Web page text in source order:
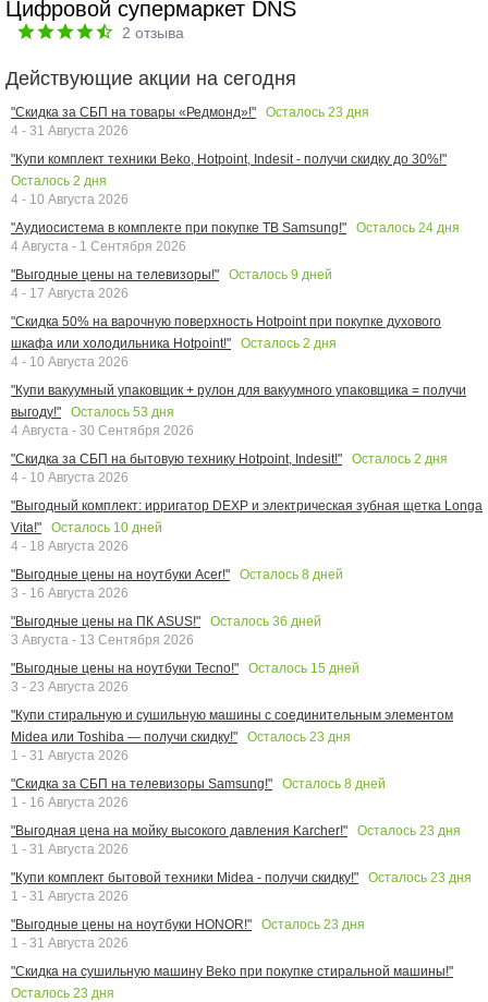
Цифровой супермаркет DNS
2 отзыва
Действующие акции на сегодня
"Скидка за СБП на товары «Редмонд»!" Осталось 23 дня
4 - 31 Августа 2026
"Купи комплект техники Beko, Hotpoint, Indesit - получи скидку до 30%!"
Осталось 2 дня
4 - 10 Августа 2026
"Аудиосистема в комплекте при покупке ТВ Samsung!"
Осталось 24 дня
4 Августа - 1 Сентября 2026
"Выгодные цены на телевизоры!"
Осталось 9 дней
4 - 17 Августа 2026
"Скидка 50% на варочную поверхность Hotpoint при покупке духового
шкафа или холодильника Hotpoint!"
Осталось 2 дня
4 - 10 Августа 2026
"Купи вакуумный упаковщик + рулон для вакуумного упаковщика = получи
выгоду!"
Осталось 53 дня
4 Августа - 30 Сентября 2026
"Скидка за СБП на бытовую технику Hotpoint, Indesit!"
Осталось 2 дня
4 - 10 Августа 2026
"Выгодный комплект: ирригатор DEXP и электрическая зубная щетка Longa
Vita!"
Осталось 10 дней
4 - 18 Августа 2026
"Выгодные цены на ноутбуки Acer!"
Осталось 8 дней
3 - 16 Августа 2026
"Выгодные цены на ПК ASUS!"
Осталось 36 дней
3 Августа - 13 Сентября 2026
"Выгодные цены на ноутбуки Tecno!"
Осталось 15 дней
3 - 23 Августа 2026
"Купи стиральную и сушильную машины с соединительным элементом
Midea или Toshiba — получи скидку!"
Осталось 23 дня
1 - 31 Августа 2026
"Скидка за СБП на телевизоры Samsung!"
Осталось 8 дней
1 - 16 Августа 2026
"Выгодная цена на мойку высокого давления Karcher!"
Осталось 23 дня
1 - 31 Августа 2026
"Купи комплект бытовой техники Midea - получи скидку!"
Осталось 23 дня
1 - 31 Августа 2026
"Выгодные цены на ноутбуки HONOR!"
Осталось 23 дня
1 - 31 Августа 2026
"Скидка на сушильную машину Beko при покупке стиральной машины!"
Осталось 23 дня